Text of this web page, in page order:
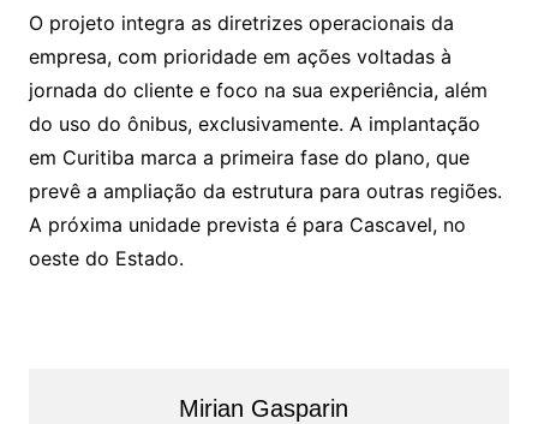
O projeto integra as diretrizes operacionais da
empresa, com prioridade em ações voltadas à
jornada do cliente e foco na sua experiência, além
do uso do ônibus, exclusivamente. A implantação
em Curitiba marca a primeira fase do plano, que
prevê a ampliação da estrutura para outras regiões.
A próxima unidade prevista é para Cascavel, no
oeste do Estado.
Mirian Gasparin